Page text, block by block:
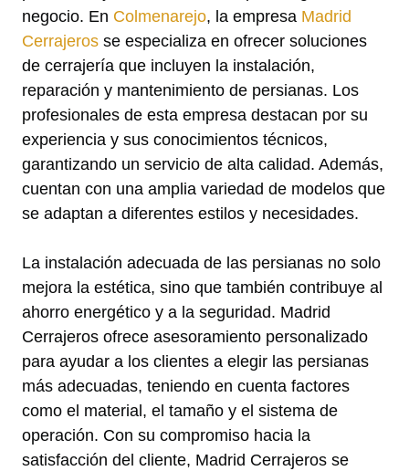
negocio. En Colmenarejo, la empresa Madrid
Cerrajeros se especializa en ofrecer soluciones
de cerrajería que incluyen la instalación,
reparación y mantenimiento de persianas. Los
profesionales de esta empresa destacan por su
experiencia y sus conocimientos técnicos,
garantizando un servicio de alta calidad. Además,
cuentan con una amplia variedad de modelos que
se adaptan a diferentes estilos y necesidades.
La instalación adecuada de las persianas no solo
mejora la estética, sino que también contribuye al
ahorro energético y a la seguridad. Madrid
Cerrajeros ofrece asesoramiento personalizado
para ayudar a los clientes a elegir las persianas
más adecuadas, teniendo en cuenta factores
como el material, el tamaño y el sistema de
operación. Con su compromiso hacia la
satisfacción del cliente, Madrid Cerrajeros se